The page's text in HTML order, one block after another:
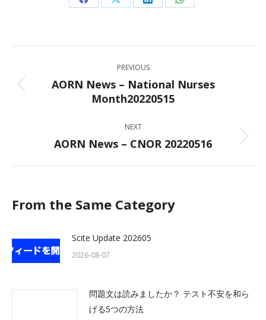
Share
Facebook
Share
X
Share
LinkedIn
Share
WhatsApp
navigation
PREVIOUS
Previous
post:
AORN News – National Nurses
Month20220515
NEXT
Next
AORN News – CNOR 20220516
From the Same Category
Scite Update 202605
2026-08-07
問題文は読みましたか？ テスト不安を和ら
げる5つの方法